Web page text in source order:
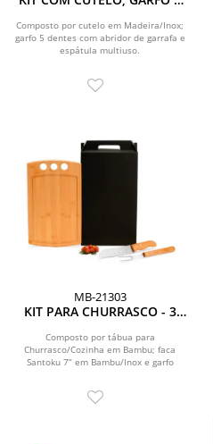
Composto por cutelo em Madeira/Inox;
garfo 5 dentes com abridor de garrafa e
espátula multiuso.
MB-21303
KIT PARA CHURRASCO - 3
Composto por tábua para
Churrasco/Cozinha em Bambu; faca
Santoku 7” em Bambu/Inox e garfo